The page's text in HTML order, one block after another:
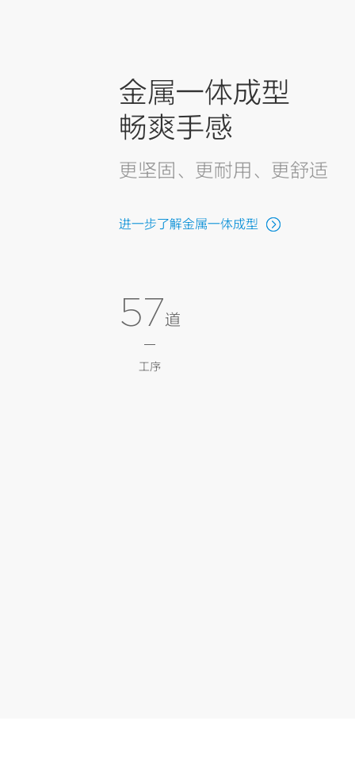
金属一体成型
畅爽手感
更坚固、更耐用、更舒适
进一步了解金属一体成型
57道
工序